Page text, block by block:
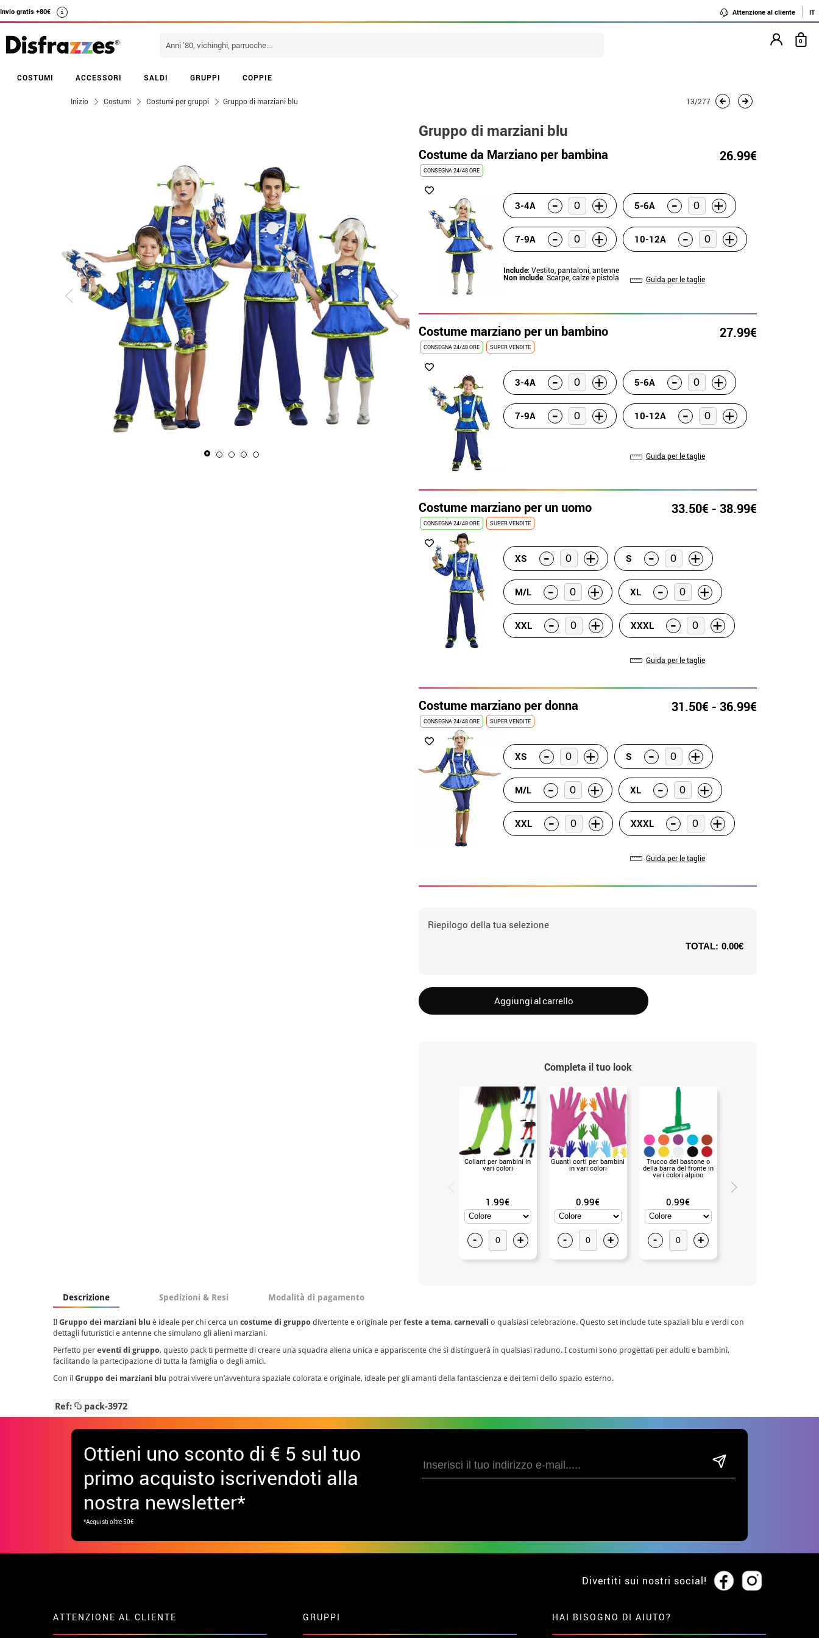
Invio gratis +80€ i Attenzione al cliente IT
COSTUMI ACCESSORI SALDI GRUPPI COPPIE
0
Inizio Costumi Costumi per gruppi Gruppo di marziani blu 13/277
Gruppo di marziani blu
Costume da Marziano per bambina 26.99€
CONSEGNA 24/48 ORE
3-4A - + 5-6A - +
7-9A - + 10-12A - +
Include: Vestito, pantaloni, antenne
Non include: Scarpe, calze e pistola Guida per le taglie
Costume marziano per un bambino 27.99€
CONSEGNA 24/48 ORE SUPER VENDITE
3-4A - + 5-6A - +
7-9A - + 10-12A - +
Guida per le taglie
Costume marziano per un uomo 33.50€ - 38.99€
CONSEGNA 24/48 ORE SUPER VENDITE
XS - + S - +
M/L - + XL - +
XXL - + XXXL - +
Guida per le taglie
Costume marziano per donna 31.50€ - 36.99€
CONSEGNA 24/48 ORE SUPER VENDITE
XS - + S - +
M/L - + XL - +
XXL - + XXXL - +
Guida per le taglie
Riepilogo della tua selezione
TOTAL: 0.00€
Aggiungi al carrello
Completa il tuo look
Collant per bambini in
vari colori
1.99€
- +
Guanti corti per bambini
in vari colori
0.99€
- +
Trucco del bastone o
della barra del fronte in
vari colori.alpino
0.99€
- +
Descrizione Spedizioni & Resi Modalità di pagamento
Il Gruppo dei marziani blu è ideale per chi cerca un costume di gruppo divertente e originale per feste a tema, carnevali o qualsiasi celebrazione. Questo set include tute spaziali blu e verdi con
dettagli futuristici e antenne che simulano gli alieni marziani.
Perfetto per eventi di gruppo, questo pack ti permette di creare una squadra aliena unica e appariscente che si distinguerà in qualsiasi raduno. I costumi sono progettati per adulti e bambini,
facilitando la partecipazione di tutta la famiglia o degli amici.
Con il Gruppo dei marziani blu potrai vivere un’avventura spaziale colorata e originale, ideale per gli amanti della fantascienza e dei temi dello spazio esterno.
Ref: pack-3972
Ottieni uno sconto di € 5 sul tuo
primo acquisto iscrivendoti alla
nostra newsletter*
*Acquisti oltre 50€
Divertiti sui nostri social!
ATTENZIONE AL CLIENTE GRUPPI HAI BISOGNO DI AIUTO?